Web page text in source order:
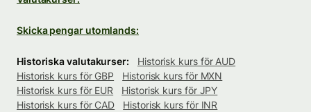
Skicka pengar utomlands:
Historiska valutakurser:
Historisk kurs för AUD
Historisk kurs för GBP
Historisk kurs för MXN
Historisk kurs för EUR
Historisk kurs för JPY
Historisk kurs för CAD
Historisk kurs för INR